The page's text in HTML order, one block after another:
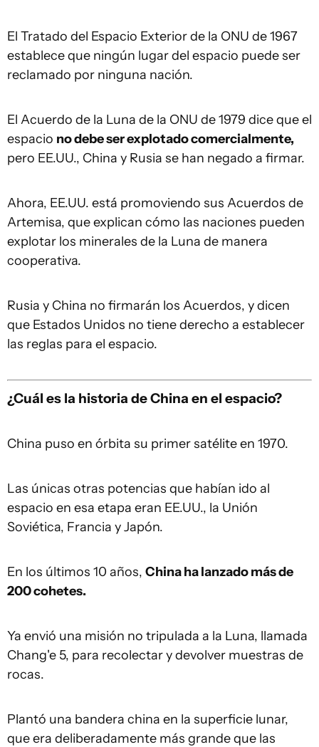
El Tratado del Espacio Exterior de la ONU de 1967
establece que ningún lugar del espacio puede ser
reclamado por ninguna nación.
El Acuerdo de la Luna de la ONU de 1979 dice que el
espacio no debe ser explotado comercialmente,
pero EE.UU., China y Rusia se han negado a firmar.
Ahora, EE.UU. está promoviendo sus Acuerdos de
Artemisa, que explican cómo las naciones pueden
explotar los minerales de la Luna de manera
cooperativa.
Rusia y China no firmarán los Acuerdos, y dicen
que Estados Unidos no tiene derecho a establecer
las reglas para el espacio.
¿Cuál es la historia de China en el espacio?
China puso en órbita su primer satélite en 1970.
Las únicas otras potencias que habían ido al
espacio en esa etapa eran EE.UU., la Unión
Soviética, Francia y Japón.
En los últimos 10 años, China ha lanzado más de
200 cohetes.
Ya envió una misión no tripulada a la Luna, llamada
Chang'e 5, para recolectar y devolver muestras de
rocas.
Plantó una bandera china en la superficie lunar,
que era deliberadamente más grande que las